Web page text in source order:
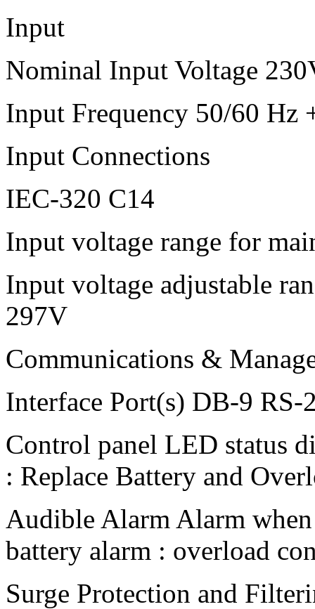
Input
Nominal Input Voltage
Input Frequency 50/60 Hz
Input Connections
IEC-320 C14
Input voltage range for
Input voltage adjustable
297V
Communications &
Interface Port(s) DB-9 RS-
Control panel LED status
: Replace Battery and
Audible Alarm Alarm
battery alarm : overload
Surge Protection and